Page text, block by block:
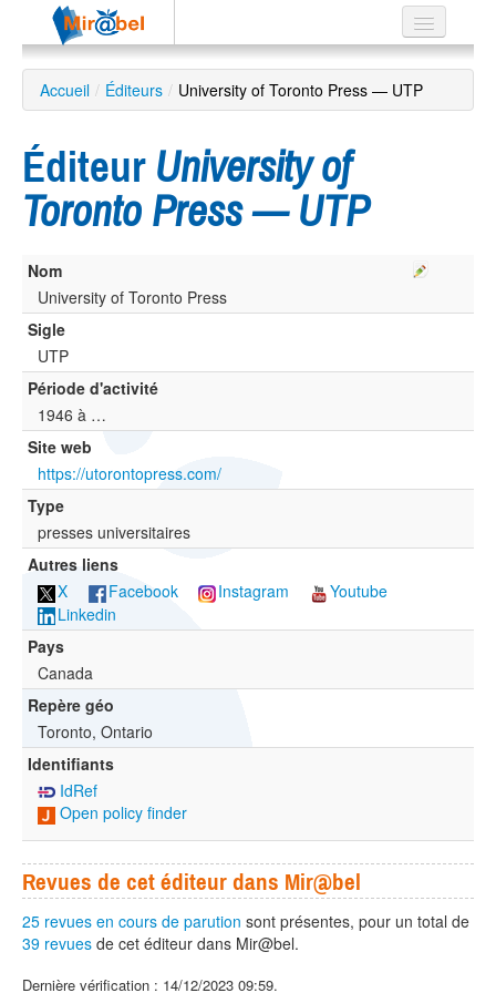
Le réseau
Soutien
Listes
Recherche
avancée
EN
ES
?
Accueil / Éditeurs / University of Toronto Press — UTP
Éditeur University of
Toronto Press — UTP
Nom
University of Toronto Press
Sigle
UTP
Période d'activité
1946 à …
Site web
https://utorontopress.com/
Type
presses universitaires
Autres liens
X
Facebook Instagram
Youtube
Linkedin
Pays
Canada
Repère géo
Toronto, Ontario
Identifiants
IdRef
Open policy finder
Revues de cet éditeur dans Mir@bel
25 revues en cours de parution sont présentes, pour un total de
39 revues de cet éditeur dans Mir@bel.
Dernière vérification : 14/12/2023 09:59.